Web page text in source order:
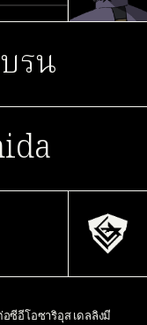
รน
ซีอีโอซาริอุส เดลลิงมี